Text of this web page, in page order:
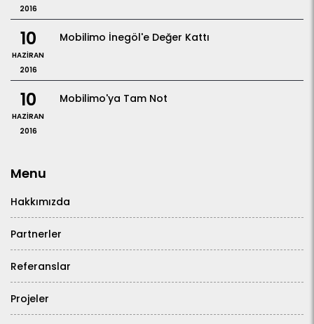
2016
10
HAZIRAN
2016
Mobilimo İnegöl'e Değer Kattı
10
HAZIRAN
2016
Mobilimo'ya Tam Not
Menu
Hakkımızda
Partnerler
Referanslar
Projeler